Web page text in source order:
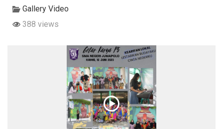
Gallery Video
388 views